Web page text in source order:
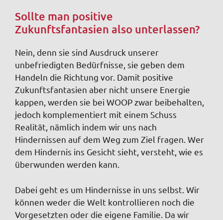
Sollte man positive
Zukunftsfantasien also unterlassen?
Nein, denn sie sind Ausdruck unserer
unbefriedigten Bedürfnisse, sie geben dem
Handeln die Richtung vor. Damit positive
Zukunftsfantasien aber nicht unsere Energie
kappen, werden sie bei WOOP zwar beibehalten,
jedoch komplementiert mit einem Schuss
Realität, nämlich indem wir uns nach
Hindernissen auf dem Weg zum Ziel fragen. Wer
dem Hindernis ins Gesicht sieht, versteht, wie es
überwunden werden kann.
Dabei geht es um Hindernisse in uns selbst. Wir
können weder die Welt kontrollieren noch die
Vorgesetzten oder die eigene Familie. Da wir